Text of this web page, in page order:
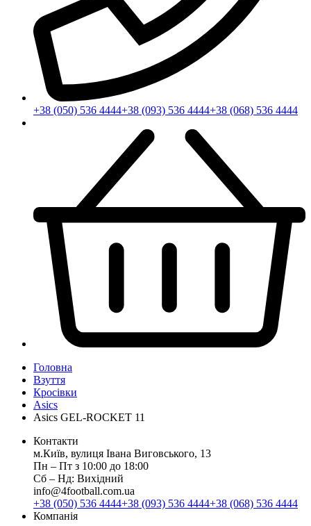
+38 (050) 536 4444+38 (093) 536 4444+38 (068) 536 4444
Головна
Взуття
Кросівки
Asics
Asics GEL-ROCKET 11
Контакти
м.Київ, вулиця Івана Виговського, 13
Пн ‒ Пт з 10:00 до 18:00
Сб ‒ Нд: Вихідний
info@4football.com.ua
+38 (050) 536 4444+38 (093) 536 4444+38 (068) 536 4444
Компанія